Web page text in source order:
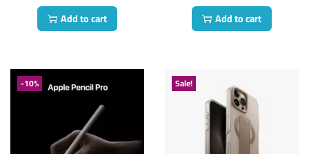
Add to cart
Add to cart
-10% Sale!